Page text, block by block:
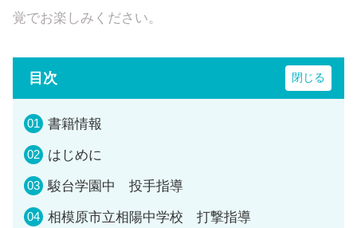
覚でお楽しみください。
目次
書籍情報
はじめに
駿台学園中 投手指導
相模原市立相陽中学校 打撃指導